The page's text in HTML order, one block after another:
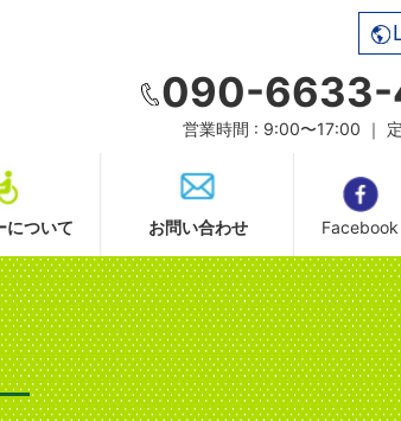
090-6633-
営業時間 : 9:00〜17:00 ｜
について お問い合わせ Facebook